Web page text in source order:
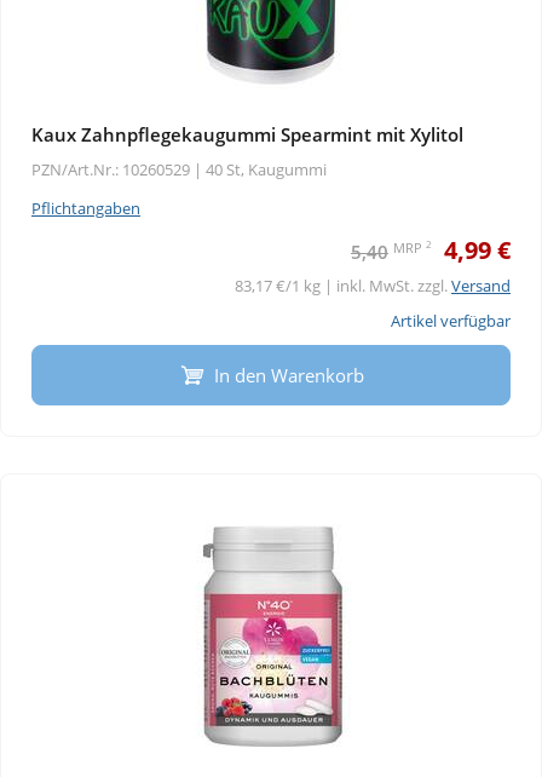
Kaux Zahnpflegekaugummi Spearmint mit Xylitol
PZN/Art.Nr.: 10260529 | 40 St, Kaugummi
Pflichtangaben
5,40 MRP 2 4,99 €
83,17 €/1 kg | inkl. MwSt. zzgl.Versand
Artikel verfügbar
In den Warenkorb